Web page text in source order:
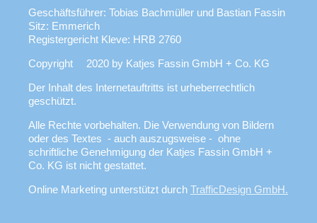
Geschäftsführer: Tobias Bachmüller und Bastian Fassin
Sitz: Emmerich
Registergericht Kleve: HRB 2760
Copyright© 2020 by Katjes Fassin GmbH + Co. KG
Der Inhalt des Internetauftritts ist urheberrechtlich
geschützt.
Alle Rechte vorbehalten. Die Verwendung von Bildern
oder des Textes - auch auszugsweise - ohne
schriftliche Genehmigung der Katjes Fassin GmbH +
Co. KG ist nicht gestattet.
Online Marketing unterstützt durch TrafficDesign GmbH.